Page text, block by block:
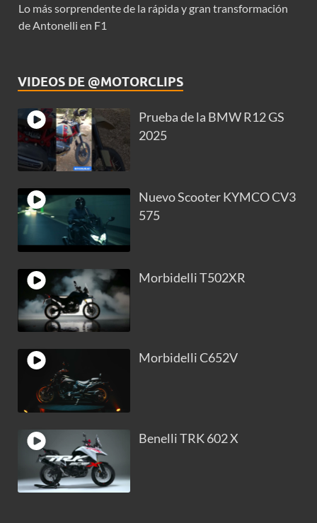
Lo más sorprendente de la rápida y gran transformación
de Antonelli en F1
VIDEOS DE @MOTORCLIPS
Prueba de la BMW R12 GS
2025
Nuevo Scooter KYMCO CV3
575
Morbidelli T502XR
Morbidelli C652V
Benelli TRK 602 X